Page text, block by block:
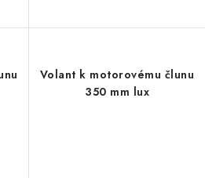
Volant k motorovému člunu
350 mm lux